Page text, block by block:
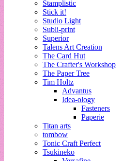
Stamplistic
Stick it!
Studio Light
Subli-print
Superior
Talens Art Creation
The Card Hut
The Crafter's Workshop
The Paper Tree
Tim Holtz
Advantus
Idea-ology
Fasteners
Paperie
Titan arts
tombow
Tonic Craft Perfect
Tsukineko